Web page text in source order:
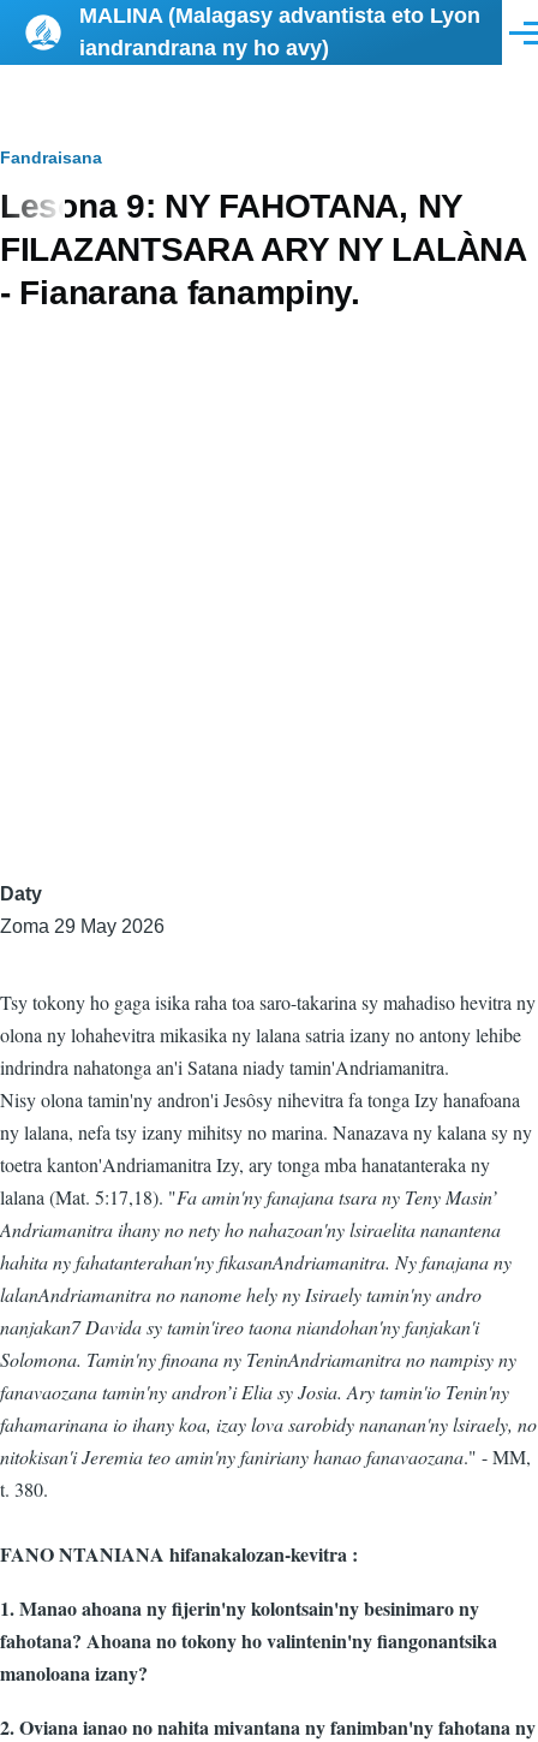
Skip to main content
MALINA (Malagasy advantista eto Lyon
iandrandrana ny ho avy)
Breadcrumb
Fandraisana
Lesona 9: NY FAHOTANA, NY
FILAZANTSARA ARY NY LALÀNA
- Fianarana fanampiny.
Daty
Zoma 29 May 2026
Tsy tokony ho gaga isika raha toa saro-takarina sy mahadiso hevitra ny
olona ny lohahevitra mikasika ny lalana satria izany no antony lehibe
indrindra nahatonga an'i Satana niady tamin'Andriamanitra.
Nisy olona tamin'ny andron'i Jesôsy nihevitra fa tonga Izy hanafoana
ny lalana, nefa tsy izany mihitsy no marina. Nanazava ny kalana sy ny
toetra kanton'Andriamanitra Izy, ary tonga mba hanatanteraka ny
lalana (Mat. 5:17,18). "Fa amin'ny fanajana tsara ny Teny Masin’
Andriamanitra ihany no nety ho nahazoan'ny lsiraelita nanantena
hahita ny fahatanterahan'ny fikasanAndriamanitra. Ny fanajana ny
lalanAndriamanitra no nanome hely ny Isiraely tamin'ny andro
nanjakan7 Davida sy tamin'ireo taona niandohan'ny fanjakan'i
Solomona. Tamin'ny finoana ny TeninAndriamanitra no nampisy ny
fanavaozana tamin'ny andron’i Elia sy Josia. Ary tamin'io Tenin'ny
fahamarinana io ihany koa, izay lova sarobidy nananan'ny lsiraely, no
nitokisan'i Jeremia teo amin'ny faniriany hanao fanavaozana." - MM,
t. 380.
FANO NTANIANA hifanakalozan-kevitra :
1. Manao ahoana ny fijerin'ny kolontsain'ny besinimaro ny
fahotana? Ahoana no tokony ho valintenin'ny fiangonantsika
manoloana izany?
2. Oviana ianao no nahita mivantana ny fanimban'ny fahotana ny